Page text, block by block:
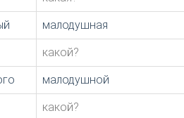
малодушная
какой?
малодушной
какой?